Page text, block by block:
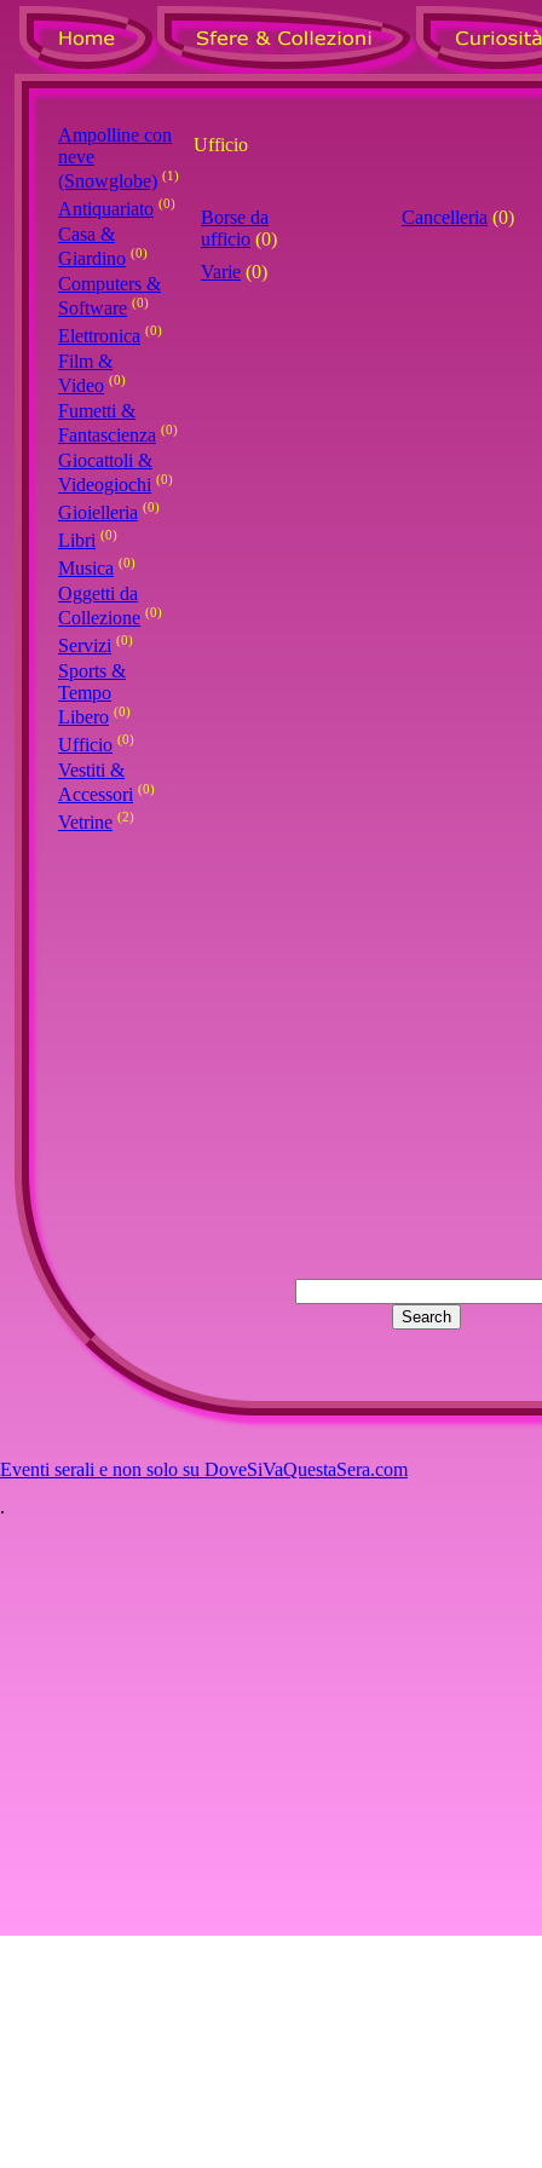
Ampolline con
neve
(Snowglobe) (1)
Antiquariato (0)
Casa &
Giardino (0)
Computers &
Software (0)
Elettronica (0)
Film &
Video (0)
Fumetti &
Fantascienza (0)
Giocattoli &
Videogiochi (0)
Gioielleria (0)
Libri (0)
Musica (0)
Oggetti da
Collezione (0)
Servizi (0)
Sports &
Tempo
Libero (0)
Ufficio (0)
Vestiti &
Accessori (0)
Vetrine (2)
Ufficio
Borse da
ufficio (0)
Cancelleria (0)
Varie (0)
Eventi serali e non solo su DoveSiVaQuestaSera.com
.